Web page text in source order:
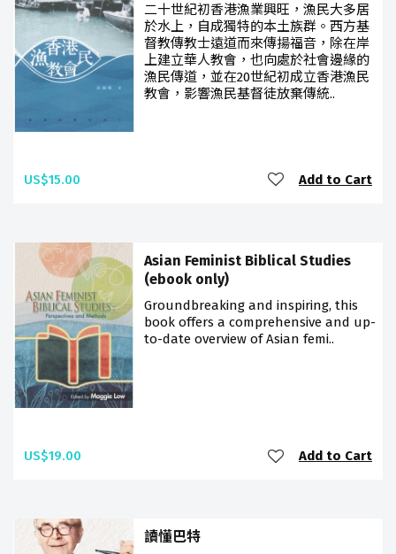
二十世紀初香港漁業興旺，漁民大多居
於水上，自成獨特的本土族群。西方基
督教傳教士遠道而來傳揚福音，除在岸
上建立華人教會，也向處於社會邊緣的
漁民傳道，並在20世紀初成立香港漁民
教會，影響漁民基督徒放棄傳統..
US$15.00 Add to Cart
Asian Feminist Biblical Studies
(ebook only)
Groundbreaking and inspiring, this
book offers a comprehensive and up-
to-date overview of Asian femi..
US$19.00 Add to Cart
讀懂巴特